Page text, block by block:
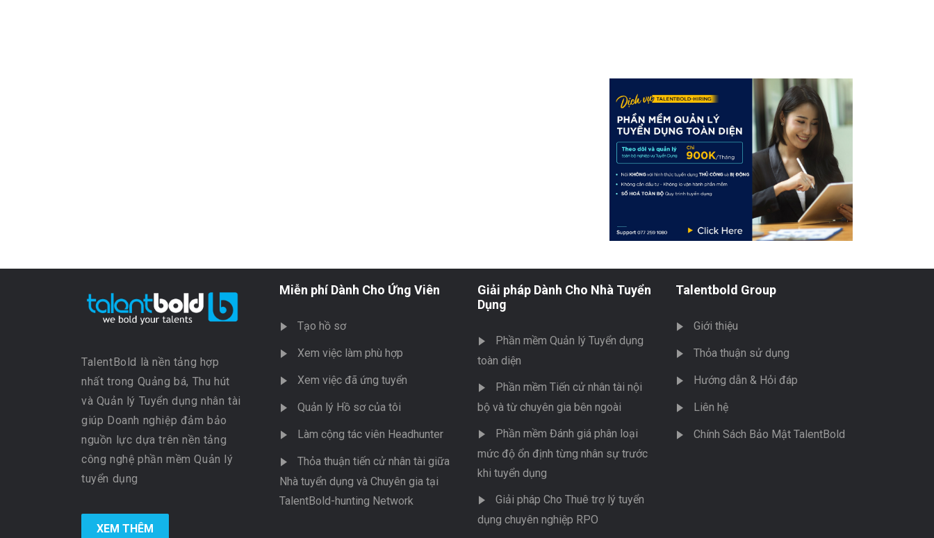
TalentBold là nền tảng hợp
nhất trong Quảng bá, Thu hút
và Quản lý Tuyển dụng nhân tài
giúp Doanh nghiệp đảm bảo
nguồn lực dựa trên nền tảng
công nghệ phần mềm Quản lý
tuyển dụng
XEM THÊM
Miễn phí Dành Cho Ứng Viên
Tạo hồ sơ
Xem việc làm phù hợp
Xem việc đã ứng tuyển
Quản lý Hồ sơ của tôi
Làm cộng tác viên Headhunter
Thỏa thuận tiến cử nhân tài giữa
Nhà tuyển dụng và Chuyên gia tại
TalentBold-hunting Network
Giải pháp Dành Cho Nhà Tuyển
Dụng
Phần mềm Quản lý Tuyển dụng
toàn diện
Phần mềm Tiến cử nhân tài nội
bộ và từ chuyên gia bên ngoài
Phần mềm Đánh giá phân loại
mức độ ổn định từng nhân sự trước
khi tuyển dụng
Giải pháp Cho Thuê trợ lý tuyển
dụng chuyên nghiệp RPO
Talentbold Group
Giới thiệu
Thỏa thuận sử dụng
Hướng dẫn & Hỏi đáp
Liên hệ
Chính Sách Bảo Mật TalentBold